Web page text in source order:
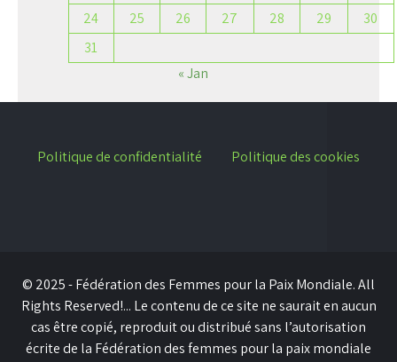
24
25 26 27 28 29
30
31
« Jan
Politique de confidentialité Politique des cookies
© 2025 - Fédération des Femmes pour la Paix Mondiale. All
Rights Reserved!... Le contenu de ce site ne saurait en aucun
cas être copié, reproduit ou distribué sans l’autorisation
écrite de la Fédération des femmes pour la paix mondiale